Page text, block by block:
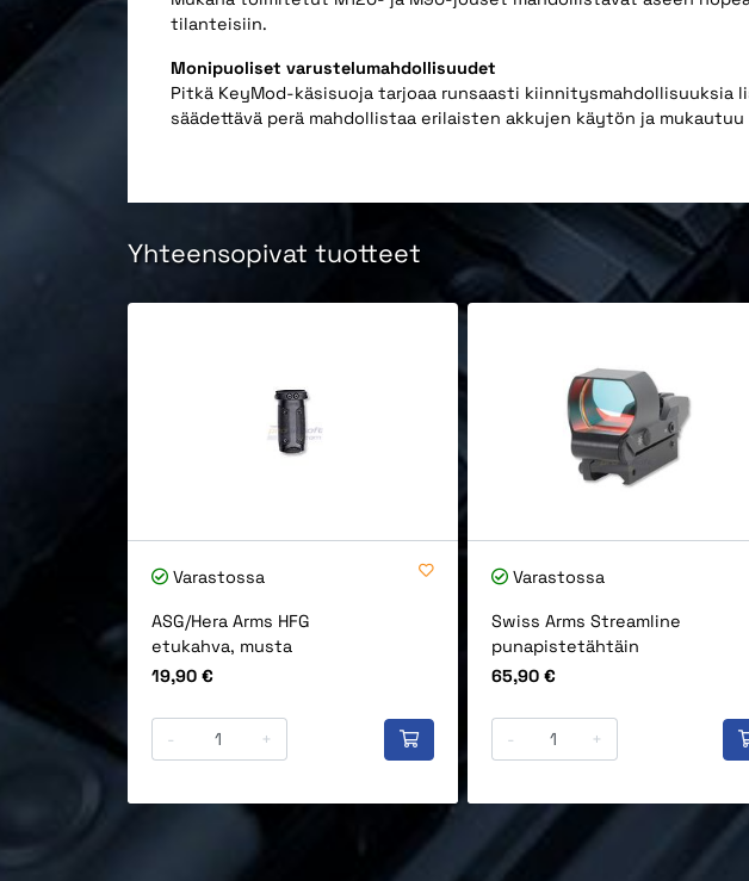
tilanteisiin.
Monipuoliset varustelumahdollisuudet
Pitkä KeyMod-käsisuoja tarjoaa runsaasti
säädettävä perä mahdollistaa erilaisten akkujen käytön ja
Yhteensopivat tuotteet
Varastossa
ASG/Hera Arms HFG
etukahva, musta
Hinta
19,90 €
- +
Varastossa
Swiss Arms Streamline
punapistetähtäin
Hinta
65,90 €
- +